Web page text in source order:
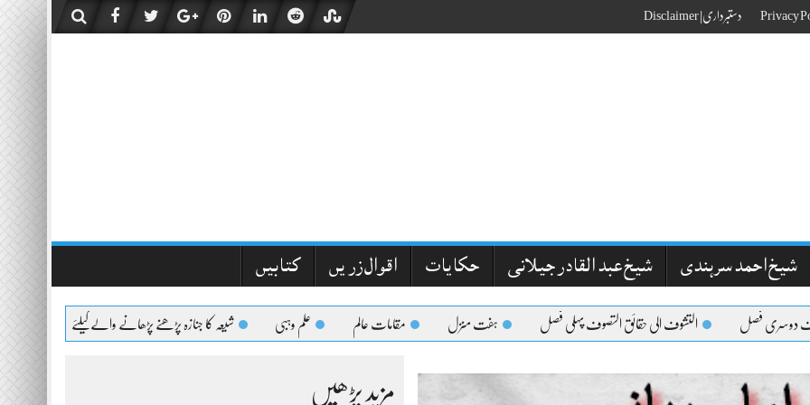
دستبرداری| Disclaimer
شیخ احمد سرہندی شیخ عبد القادر جیلانی حکایات اقوال زریں کتابیں
فصل التشوف الی حقائق التصوف پہلی فصل ہفت منزل مقامات عالم علم وہبی شیعہ کا جنازہ پڑھنے پڑھانے والےکیلئے اعلیٰحضرت کا فتویٰ
مزید پڑھیں